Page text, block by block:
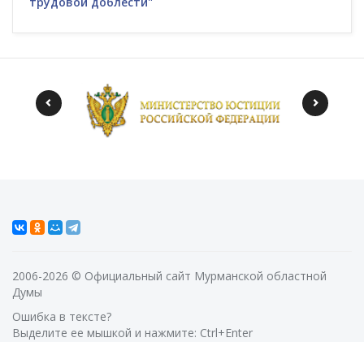
2006-2026 © Официальный сайт Мурманской областной
Думы
Ошибка в тексте?
Выделите ее мышкой и нажмите: Ctrl+Enter